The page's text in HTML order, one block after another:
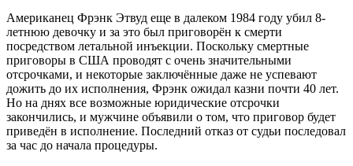
Американец Фрэнк Этвуд еще в далеком 1984 году убил 8-
летнюю девочку и за это был приговорён к смерти
посредством летальной инъекции. Поскольку смертные
приговоры в США проводят с очень значительными
отсрочками, и некоторые заключённые даже не успевают
дожить до их исполнения, Фрэнк ожидал казни почти 40 лет.
Но на днях все возможные юридические отсрочки
закончились, и мужчине объявили о том, что приговор будет
приведён в исполнение. Последний отказ от судьи последовал
за час до начала процедуры.